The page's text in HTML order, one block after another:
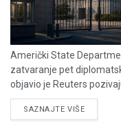
Američki State
zatvaranje pet
objavio je Reuters
SAZNAJTE VIŠEDETAILS